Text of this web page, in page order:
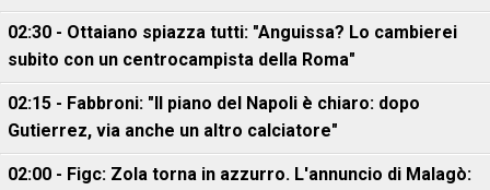
02:30 - Ottaiano spiazza tutti: "Anguissa? Lo cambierei
subito con un centrocampista della Roma"
02:15 - Fabbroni: "Il piano del Napoli è chiaro: dopo
Gutierrez, via anche un altro calciatore"
02:00 - Figc: Zola torna in azzurro. L'annuncio di Malagò: